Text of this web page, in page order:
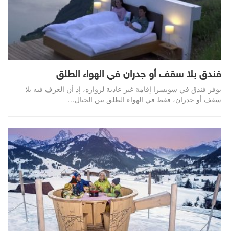
فندق بلا سقف أو جدران في الهواء الطلق
يوفر فندق في سويسرا إقامة غير عادية لزواره، إذ أن الغرف فيه بلا
سقف أو جدران، فقط في الهواء الطلق بين الجبال…